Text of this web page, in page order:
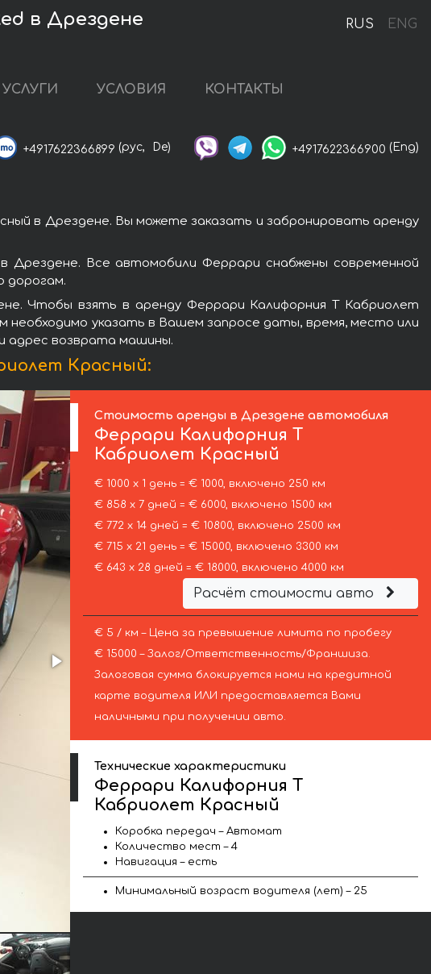
RUS ENG
в Дрездене
УСЛУГИ УСЛОВИЯ КОНТАКТЫ
+4917622366899 (рус, De) +4917622366900 (Eng)
в Дрездене. Вы можете заказать и забронировать аренду
Все автомобили Феррари снабжены современной
дорогам.
Чтобы взять в аренду Феррари Калифорния Т Кабриолет
необходимо указать в Вашем запросе даты, время, место или
адрес возврата машины.
Красный:
Стоимость аренды в Дрездене автомобиля
Феррари Калифорния Т
Кабриолет Красный
€ 1000 х 1 день = € 1000, включено 250 км
€ 858 х 7 дней = € 6000, включено 1500 км
€ 772 х 14 дней = € 10800, включено 2500 км
€ 715 х 21 день = € 15000, включено 3300 км
€ 643 х 28 дней = € 18000, включено 4000 км
Расчёт стоимости авто
€ 5 / км – Цена за превышение лимита по пробегу
€ 15000 – Залог/Ответственность/Франшиза.
Залоговая сумма блокируется нами на кредитной
карте водителя ИЛИ предоставляется Вами
наличными при получении авто.
Технические характеристики
Феррари Калифорния Т
Кабриолет Красный
Коробка передач – Автомат
Количество мест – 4
Навигация – есть
Минимальный возраст водителя (лет) – 25